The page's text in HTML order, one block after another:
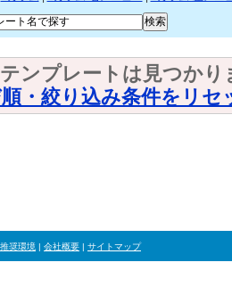
ンプレートは見つかり
・絞り込み条件をリセ
推奨環境 | 会社概要 | サイトマップ